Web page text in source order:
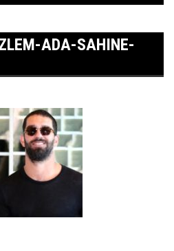
ADA-SAHINE-